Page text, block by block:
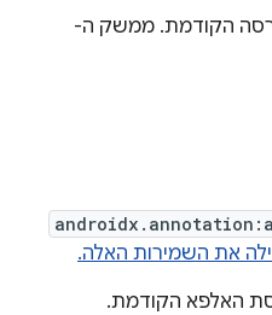
הקודמת. ממשק ה-
האלפא הקודמת.